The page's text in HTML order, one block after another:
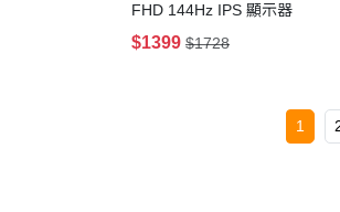
FHD 144Hz IPS 顯示器
$1399 $1728
1